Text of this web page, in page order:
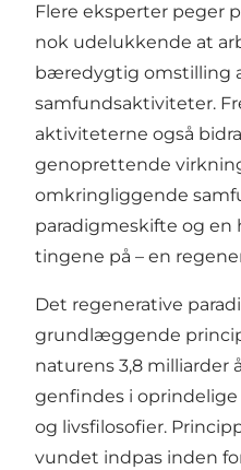
Flere eksperter peger
nok udelukkende at
bæredygtig omstilling
samfundsaktiviteter.
aktiviteterne også
genoprettende
omkringliggende
paradigmeskifte og en
tingene på – en
Det regenerative
grundlæggende
naturens 3,8 milliarder
genfindes i
og livsfilosofier.
vundet indpas inden